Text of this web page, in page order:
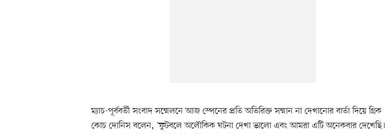
ম্যাচ-পূর্ববর্তী সংবাদ সম্মেলনে আজ স্পেনের প্রতি অতিরিক্ত সম্মান না দেখানোর বার্তা দিয়ে গ্রিক
কোচ দোনিস বলেন, ‘ফুটবলে অলৌকিক ঘটনা দেখা ভালো এবং আমরা এটি অনেকবার দেখেছি।